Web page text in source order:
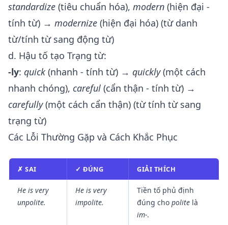
standardize (tiêu chuẩn hóa), modern (hiện đại -
tính từ) → modernize (hiện đại hóa) (từ danh
từ/tính từ sang động từ)
d. Hậu tố tạo Trạng từ:
-ly: quick (nhanh - tính từ) → quickly(một cách
nhanh chóng), careful (cẩn thận - tính từ) →
carefully(một cách cẩn thận) (từ tính từ sang
trạng từ)
Các Lỗi Thường Gặp và Cách Khắc Phục
✗ SAI ✓ ĐÚNG GIẢI THÍCH
He is very
unpolite.
He is very
impolite.
Tiền tố phủ định
đúng cho polite là
im-.